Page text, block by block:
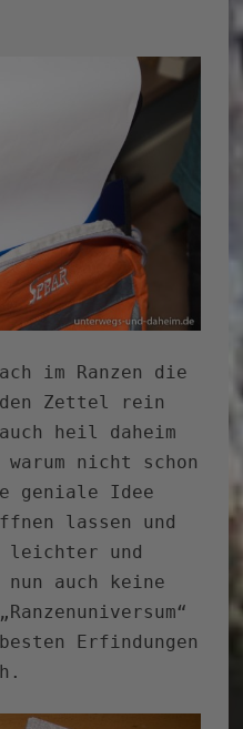
im Ranzen die
den Zettel rein
heil daheim
nicht schon
geniale Idee
lassen und
leichter und
auch keine
Erfindungen